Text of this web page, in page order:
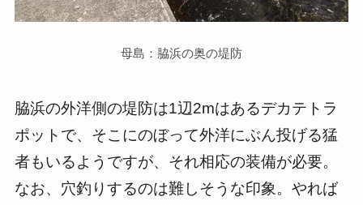
母島：脇浜の奥の堤防
脇浜の外洋側の堤防は1辺2mはあるデカテトラ
ポットで、そこにのぼって外洋にぶん投げる猛
者もいるようですが、それ相応の装備が必要。
なお、穴釣りするのは難しそうな印象。やれば